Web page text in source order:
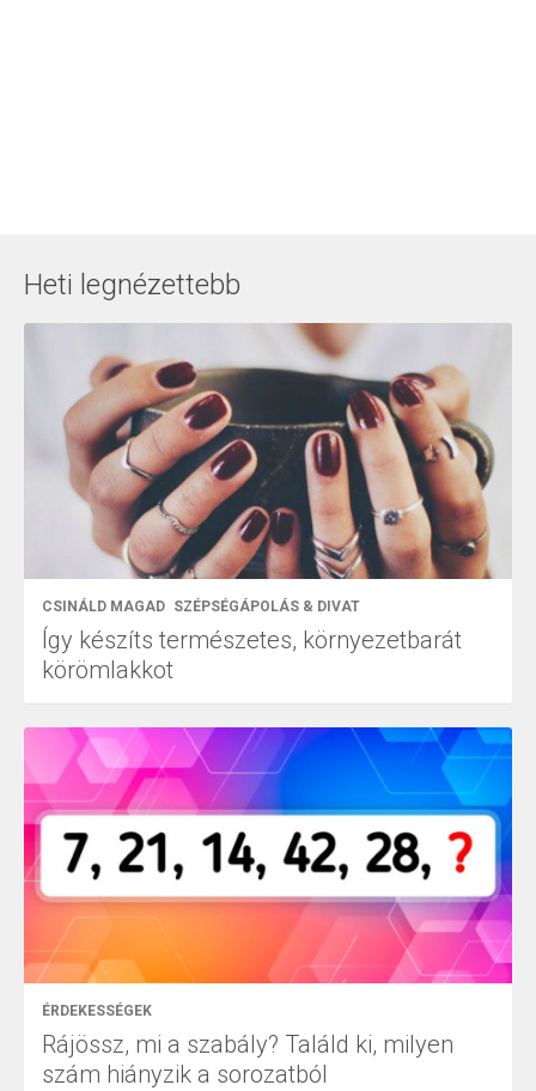
Heti legnézettebb
CSINÁLD MAGAD SZÉPSÉGÁPOLÁS & DIVAT
Így készíts természetes, környezetbarát
körömlakkot
ÉRDEKESSÉGEK
Rájössz, mi a szabály? Találd ki, milyen
szám hiányzik a sorozatból